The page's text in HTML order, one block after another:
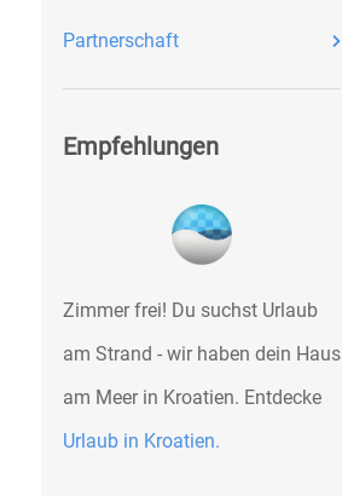
Partnerschaft
Empfehlungen
Zimmer frei! Du suchst Urlaub
am Strand - wir haben dein Haus
am Meer in Kroatien. Entdecke
Urlaub in Kroatien.